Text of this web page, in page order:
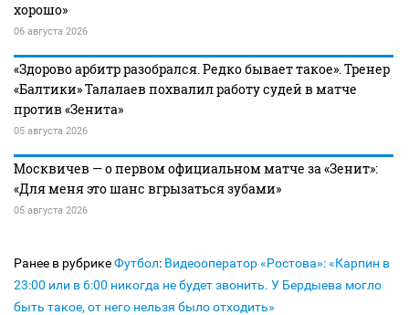
хорошо»
06 августа 2026
«Здорово арбитр разобрался. Редко бывает такое». Тренер
«Балтики» Талалаев похвалил работу судей в матче
против «Зенита»
05 августа 2026
Москвичев — о первом официальном матче за «Зенит»:
«Для меня это шанс вгрызаться зубами»
05 августа 2026
Ранее в рубрикеФутбол: Видеооператор «Ростова»: «Карпин в
23:00 или в 6:00 никогда не будет звонить. У Бердыева могло
быть такое, от него нельзя было отходить»